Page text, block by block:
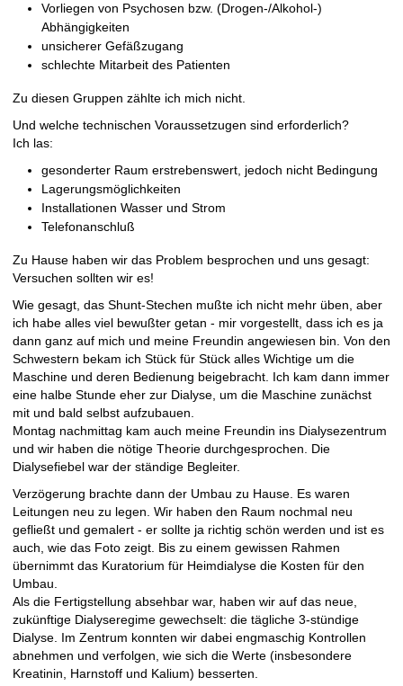
Vorliegen von Psychosen bzw. (Drogen-/Alkohol-)
Abhängigkeiten
unsicherer Gefäßzugang
schlechte Mitarbeit des Patienten
Zu diesen Gruppen zählte ich mich nicht.
Und welche technischen Voraussetzugen sind erforderlich?
Ich las:
gesonderter Raum erstrebenswert, jedoch nicht Bedingung
Lagerungsmöglichkeiten
Installationen Wasser und Strom
Telefonanschluß
Zu Hause haben wir das Problem besprochen und uns gesagt:
Versuchen sollten wir es!
Wie gesagt, das Shunt-Stechen mußte ich nicht mehr üben, aber
ich habe alles viel bewußter getan - mir vorgestellt, dass ich es ja
dann ganz auf mich und meine Freundin angewiesen bin. Von den
Schwestern bekam ich Stück für Stück alles Wichtige um die
Maschine und deren Bedienung beigebracht. Ich kam dann immer
eine halbe Stunde eher zur Dialyse, um die Maschine zunächst
mit und bald selbst aufzubauen.
Montag nachmittag kam auch meine Freundin ins Dialysezentrum
und wir haben die nötige Theorie durchgesprochen. Die
Dialysefiebel war der ständige Begleiter.
Verzögerung brachte dann der Umbau zu Hause. Es waren
Leitungen neu zu legen. Wir haben den Raum nochmal neu
gefließt und gemalert - er sollte ja richtig schön werden und ist es
auch, wie das Foto zeigt. Bis zu einem gewissen Rahmen
übernimmt das Kuratorium für Heimdialyse die Kosten für den
Umbau.
Als die Fertigstellung absehbar war, haben wir auf das neue,
zukünftige Dialyseregime gewechselt: die tägliche 3-stündige
Dialyse. Im Zentrum konnten wir dabei engmaschig Kontrollen
abnehmen und verfolgen, wie sich die Werte (insbesondere
Kreatinin, Harnstoff und Kalium) besserten.